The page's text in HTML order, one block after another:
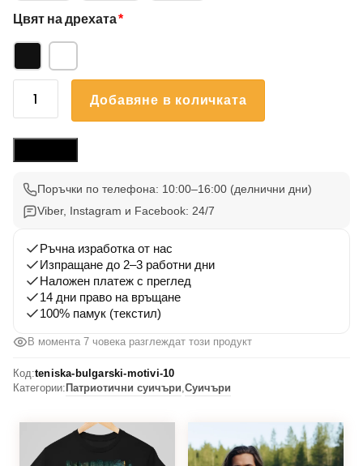
Цвят на дрехата*
количество
Вдъхновения
10
Добавяне в количката
Поръчки по телефона: 10:00–16:00 (делнични дни)
Viber, Instagram и Facebook: 24/7
Ръчна изработка от нас
Изпращане до 2–3 работни дни
Наложен платеж с преглед
14 дни право на връщане
100% памук (текстил)
В момента 7 човека разглеждат този продукт
Код:teniska-bulgarski-motivi-10
Категории: Патриотични суичъри,Суичъри